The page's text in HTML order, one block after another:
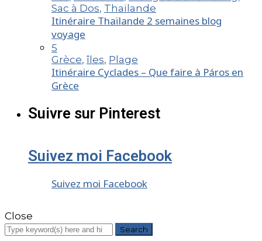
Sac à Dos, Thaïlande
Itinéraire Thaïlande 2 semaines blog
voyage
5
Grèce, îles, Plage
Itinéraire Cyclades – Que faire à Páros en
Grèce
Suivre sur Pinterest
Suivez moi Facebook
Suivez moi Facebook
Close